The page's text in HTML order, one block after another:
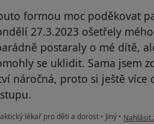
formou moc poděkovat
27.3.2023 ošetřely
postaraly o mé dítě,
se uklidit. Sama jsem
náročná, proto si ještě
lékař pro děti a dorost • Jiný • podle
Nahlásit